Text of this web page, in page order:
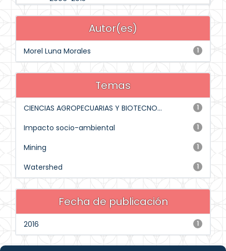
Autor(es)
1
Morel Luna Morales
Temas
1
CIENCIAS AGROPECUARIAS Y BIOTECNO...
1
Impacto socio-ambiental
1
Mining
1
Watershed
Fecha de publicación
1
2016